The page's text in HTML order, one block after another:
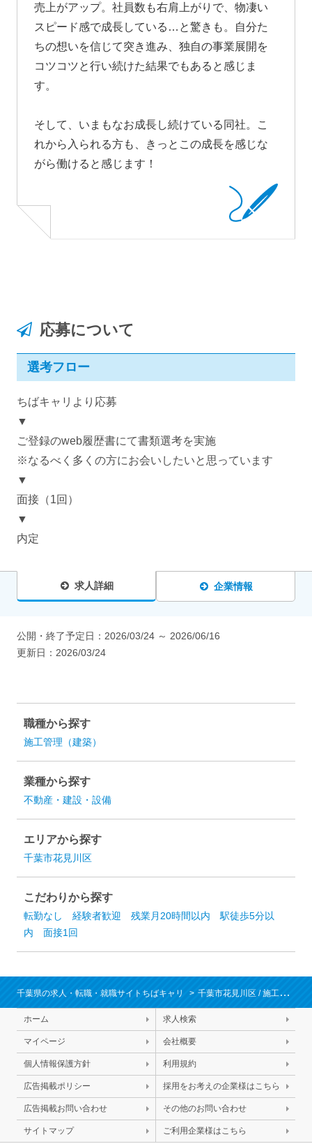
売上がアップ。社員数も右肩上がりで、物凄い
スピード感で成長している…と驚きも。自分た
ちの想いを信じて突き進み、独自の事業展開を
コツコツと行い続けた結果でもあると感じま
す。
そして、いまもなお成長し続けている同社。こ
れから入られる方も、きっとこの成長を感じな
がら働けると感じます！
応募について
選考フロー
ちばキャリより応募
▼
ご登録のweb履歴書にて書類選考を実施
※なるべく多くの方にお会いしたいと思っています
▼
面接（1回）
▼
内定
求人詳細 企業情報
公開・終了予定日： 2026/03/24 ～ 2026/06/16
更新日： 2026/03/24
職種から探す
施工管理（建築）
業種から探す
不動産・建設・設備
エリアから探す
千葉市花見川区
こだわりから探す
転勤なし 経験者歓迎 残業月20時間以内
駅徒歩5分以
内
面接1回
千葉県の求人・転職・就職サイトちばキャリ 千葉市花見川区 /施工管理（建築）
ホーム 求人検索
マイページ 会社概要
個人情報保護方針 利用規約
広告掲載ポリシー 採用をお考えの企業様はこちら
広告掲載お問い合わせ その他のお問い合わせ
サイトマップ ご利用企業様はこちら